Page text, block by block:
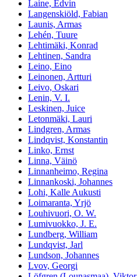
Laine, Edvin
Langenskiöld, Fabian
Launis, Armas
Lehén, Tuure
Lehtimäki, Konrad
Lehtinen, Sandra
Leino, Eino
Leinonen, Artturi
Leivo, Oskari
Lenin, V. I.
Leskinen, Juice
Letonmäki, Lauri
Lindgren, Armas
Lindqvist, Konstantin
Linko, Ernst
Linna, Väinö
Linnanheimo, Regina
Linnankoski, Johannes
Lohi, Kalle Aukusti
Loimaranta, Yrjö
Louhivuori, O. W.
Lumivuokko, J. E.
Lundberg, William
Lundqvist, Jarl
Lundson, Johannes
Lvov, Georgi